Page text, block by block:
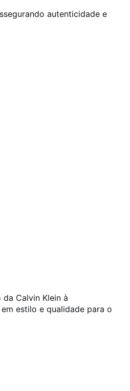
autenticidade e
Calvin Klein à
estilo e qualidade para o